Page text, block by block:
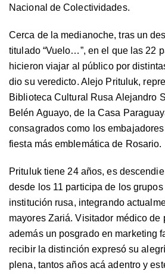
Nacional de Colectividades.
Cerca de la medianoche, tras un
titulado “Vuelo…”, en el que las 22
hicieron viajar al público por
dio su veredicto. Alejo Prituluk,
Biblioteca Cultural Rusa Alejandro
Belén Aguayo, de la Casa
consagrados como los
fiesta más emblemática de Rosario.
Prituluk tiene 24 años, es
desde los 11 participa de los
institución rusa, integrando
mayores Zariá. Visitador médico de
además un posgrado en marketing
recibir la distinción expresó su
plena, tantos años acá adentro y